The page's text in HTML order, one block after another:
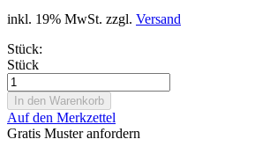
inkl. 19% MwSt. zzgl. Versand
Stück:
Stück
Auf den Merkzettel
Gratis Muster anfordern